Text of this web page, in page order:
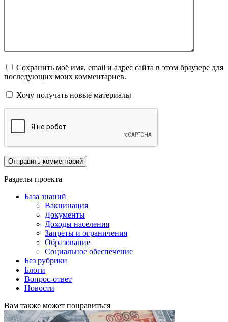
Сохранить моё имя, email и адрес сайта в этом браузере для
последующих моих комментариев.
Хочу получать новые материалы
Разделы проекта
База знаний
Вакцинация
Документы
Доходы населения
Запреты и ограничения
Образование
Социальное обеспечение
Без рубрики
Блоги
Вопрос-ответ
Новости
Вам также может понравиться